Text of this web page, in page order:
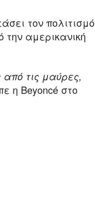
τον πολιτισμό
αμερικανική
τις μαύρες,
η Beyoncé στο